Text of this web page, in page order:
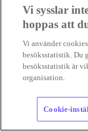
Vi sysslar
hoppas att
Vi använder
besöksstatistik. Du
besöksstatistik är
organisation.
Cookie-